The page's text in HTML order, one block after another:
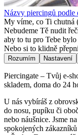
Názvy piercingů podle
My víme, co Ti chutná
Nebudeme Tě nudit
aby to tu pro Tebe
Nebo si to klidně
Rozumím Nastavení
Piercingate – Tvůj e-
skladem, doma do 24
U nás vybíráš z
do nosu, pupíku či
nebo náušnice. Jsme
spokojených